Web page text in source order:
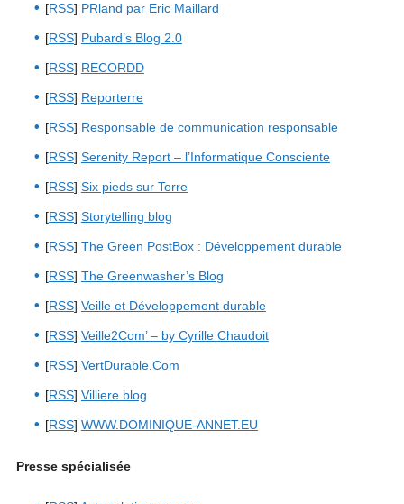
[RSS] PRland par Eric Maillard
[RSS] Pubard’s Blog 2.0
[RSS] RECORDD
[RSS] Reporterre
[RSS] Responsable de communication responsable
[RSS] Serenity Report – l’Informatique Consciente
[RSS] Six pieds sur Terre
[RSS] Storytelling blog
[RSS] The Green PostBox : Développement durable
[RSS] The Greenwasher’s Blog
[RSS] Veille et Développement durable
[RSS] Veille2Com’ – by Cyrille Chaudoit
[RSS] VertDurable.Com
[RSS] Villiere blog
[RSS] WWW.DOMINIQUE-ANNET.EU
Presse spécialisée